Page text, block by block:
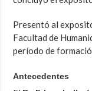
Presentó al
Facultad de
período de
Antecedentes